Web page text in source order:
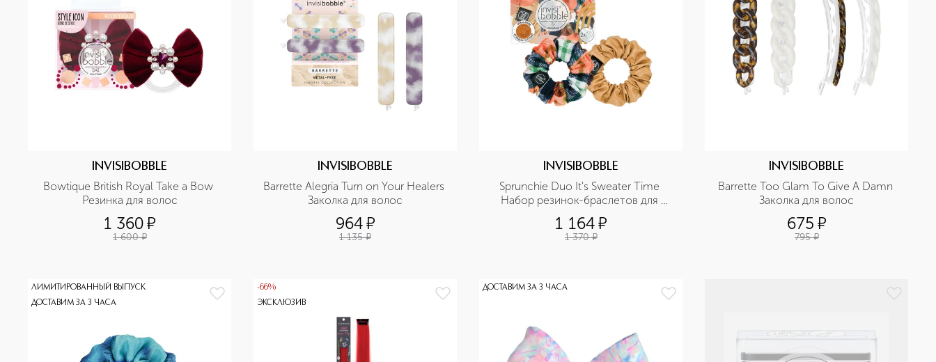
INVISIBOBBLE
Bowtique British Royal Take a Bow
Резинка для волос
1 360¤
1 600 ¤
INVISIBOBBLE
Barrette Alegria Turn on Your Healers
Заколка для волос
964¤
1 135 ¤
INVISIBOBBLE
Sprunchie Duo It's Sweater Time
Набор резинок-браслетов для
1 164¤
1 370 ¤
INVISIBOBBLE
Barrette Too Glam To Give A Damn
Заколка для волос
675 ¤
795 ¤
ЛИМИТИРОВАННЫЙ ВЫПУСК
ДОСТАВИМ ЗА 3 ЧАСА
-66%
ЭКСКЛЮЗИВ
ДОСТАВИМ ЗА 3 ЧАСА